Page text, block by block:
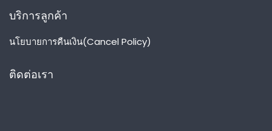
บริการลูกค้า
นโยบายการคืนเงิน(Cancel Policy)
ติดต่อเรา